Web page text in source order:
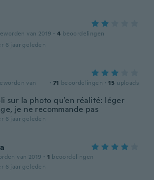
van 2019 · 4 beoordelingen
6 jaar geleden
van
· 71 beoordelingen · 15 uploads
sur la photo qu’en réalité: léger
je ne recommande pas
6 jaar geleden
van 2019 · 1 beoordelingen
6 jaar geleden